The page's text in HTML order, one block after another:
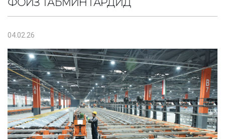
ФОИЗ ТАЪМИН ГАРДИД
04.02.26